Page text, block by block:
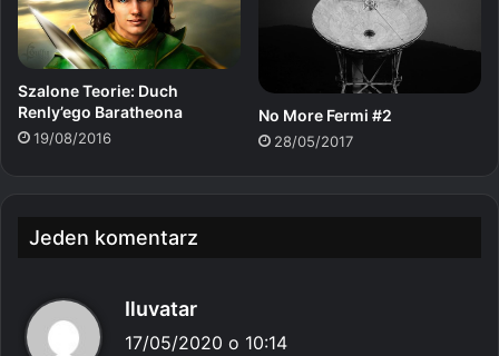
Szalone Teorie: Duch
Renly’ego Baratheona
19/08/2016
No More Fermi #2
28/05/2017
Jeden komentarz
Iluvatar
i
17/05/2020 o 10:14